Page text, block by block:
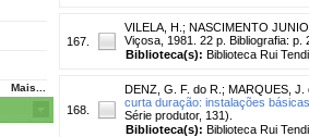
Mais...
167.
VILELA, H. ; NASCIMENTO
Viçosa, 1981. 22 p. Bibliografia: p.
Biblioteca(s): Biblioteca Rui
168.
DENZ, G. F. do R. ; MARQUES, J.
curta duração: instalações
Série produtor, 131).
Biblioteca(s): Biblioteca Rui